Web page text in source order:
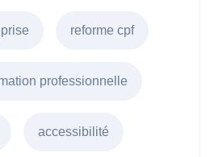
reforme cpf
professionnelle
accessibilité